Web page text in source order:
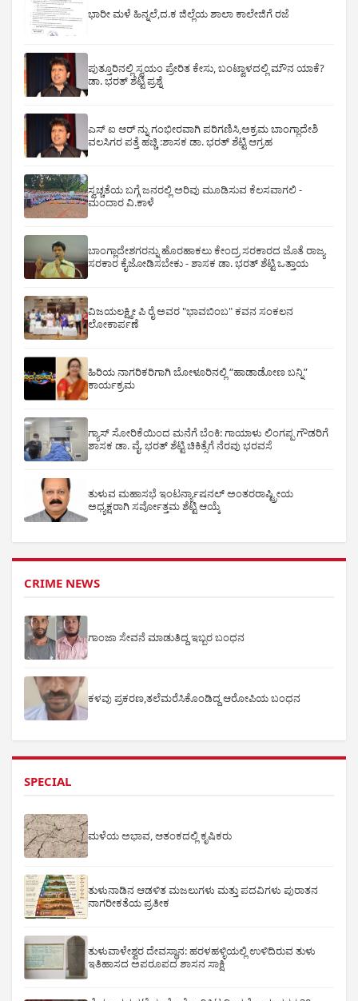
ಭಾರೀ ಮಳೆ ಹಿನ್ನಲೆ,ದ.ಕ ಜಿಲ್ಲೆಯ ಶಾಲಾ ಕಾಲೇಜಿಗೆ ರಜೆ
ಪುತ್ತೂರಿನಲ್ಲಿ ಸ್ವಯಂ ಪ್ರೇರಿತ ಕೇಸು, ಬಂಟ್ವಾಳದಲ್ಲಿ ಮೌನ ಯಾಕೆ?
ಡಾ. ಭರತ್ ಶೆಟ್ಟಿ ಪ್ರಶ್ನೆ
ಎಸ್ ಐ ಆರ್ ನ್ನು ಗಂಭೀರವಾಗಿ ಪರಿಗಣಿಸಿ,ಅಕ್ರಮ ಬಾಂಗ್ಲಾದೇಶಿ
ವಲಸಿಗರ ಪತ್ತೆ ಹಚ್ಚಿ :ಶಾಸಕ ಡಾ. ಭರತ್ ಶೆಟ್ಟಿ ಆಗ್ರಹ
ಸ್ವಚ್ಚತೆಯ ಬಗ್ಗೆ ಜನರಲ್ಲಿ ಅರಿವು ಮೂಡಿಸುವ ಕೆಲಸವಾಗಲಿ -
ಮಂದಾರ ವಿ.ಕಾಳೆ
ಬಾಂಗ್ಲಾದೇಶಗರನ್ನು ಹೊರಹಾಕಲು ಕೇಂದ್ರ ಸರಕಾರದ ಜೊತೆ ರಾಜ್ಯ
ಸರಕಾರ ಕೈಜೋಡಿಸಬೇಕು - ಶಾಸಕ ಡಾ. ಭರತ್ ಶೆಟ್ಟಿ ಒತ್ತಾಯ
ವಿಜಯಲಕ್ಷ್ಮೀ ಪಿ ರೈ ಅವರ "ಭಾವಬಿಂಬ" ಕವನ ಸಂಕಲನ
ಲೋಕಾರ್ಪಣೆ
ಹಿರಿಯ ನಾಗರಿಕರಿಗಾಗಿ ಬೋಳೂರಿನಲ್ಲಿ “ಹಾಡಾಡೋಣ ಬನ್ನಿ”
ಕಾರ್ಯಕ್ರಮ
ಗ್ಯಾಸ್ ಸೋರಿಕೆಯಿಂದ ಮನೆಗೆ ಬೆಂಕಿ: ಗಾಯಾಳು ಲಿಂಗಪ್ಪ ಗೌಡರಿಗೆ
ಶಾಸಕ ಡಾ. ವೈ. ಭರತ್ ಶೆಟ್ಟಿ ಚಿಕಿತ್ಸೆಗೆ ನೆರವು ಭರವಸೆ
ತುಳುವ ಮಹಾಸಭೆ ಇಂಟರ್ನ್ಯಾಷನಲ್ ಅಂತರರಾಷ್ಟ್ರೀಯ
ಅಧ್ಯಕ್ಷರಾಗಿ ಸರ್ವೋತ್ತಮ ಶೆಟ್ಟಿ ಆಯ್ಕೆ
CRIME NEWS
ಗಾಂಜಾ ಸೇವನೆ ಮಾಡುತಿದ್ದ ಇಬ್ಬರ ಬಂಧನ
ಕಳವು ಪ್ರಕರಣ,ತಲೆಮರೆಸಿಕೊಂಡಿದ್ದ ಆರೋಪಿಯ ಬಂಧನ
SPECIAL
ಮಳೆಯ ಅಭಾವ, ಆತಂಕದಲ್ಲಿ ಕೃಷಿಕರು
ತುಳುನಾಡಿನ ಆಡಳಿತ ಮಜಲುಗಳು ಮತ್ತು ಪದವಿಗಳು ಪುರಾತನ
ನಾಗರೀಕತೆಯ ಪ್ರತೀಕ
ತುಳುವಾಳೇಶ್ವರ ದೇವಸ್ಥಾನ: ಹರಳಹಳ್ಳಿಯಲ್ಲಿ ಉಳಿದಿರುವ ತುಳು
ಇತಿಹಾಸದ ಅಪರೂಪದ ಶಾಸನ ಸಾಕ್ಷಿ